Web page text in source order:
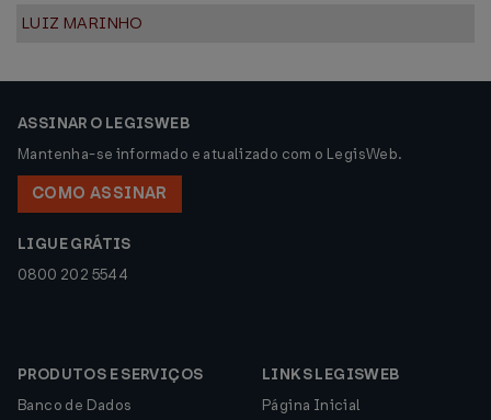
LUIZ MARINHO
ASSINAR O LEGISWEB
Mantenha-se informado e atualizado com o LegisWeb.
COMO ASSINAR
LIGUE GRÁTIS
0800 202 5544
PRODUTOS E SERVIÇOS
Banco de Dados
LINKS LEGISWEB
Página Inicial